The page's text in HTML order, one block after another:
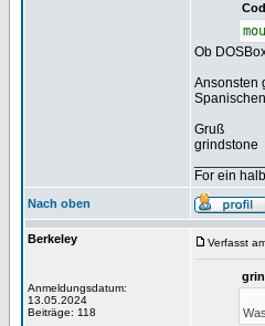
Ob
Ansonsten
Gruß
grindstone
For ein
Nach oben
Berkeley
Anmeldungsdatum:
13.05.2024
Beiträge: 118
Verfasst